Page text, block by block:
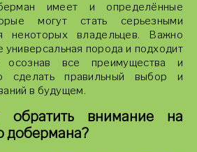
имеет и определённые
могут стать серьезными
некоторых владельцев. Важно
универсальная порода и подходит
все преимущества и
сделать правильный выбор и
в будущем.
обратить внимание на
добермана?